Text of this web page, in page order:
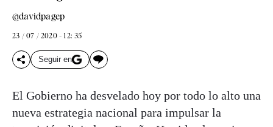
@davidpagep
23 / 07 / 2020 - 12: 35
Seguir en
El Gobierno ha desvelado hoy por todo lo alto una
nueva estrategia nacional para impulsar la